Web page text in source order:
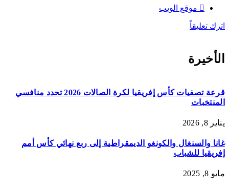
موقع الويب
اترك تعليقاً
الأخيرة
قرعة تصفيات كأس إفريقيا لكرة الصالات 2026 تحدد منافسي
المنتخبات
يناير 8, 2026
غانا والسنغال والكونغو الديمقراطية إلى ربع نهائي كأس أمم
إفريقيا للشباب
مايو 8, 2025